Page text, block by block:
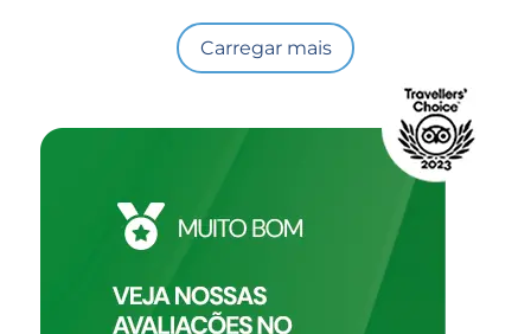
Carregar mais